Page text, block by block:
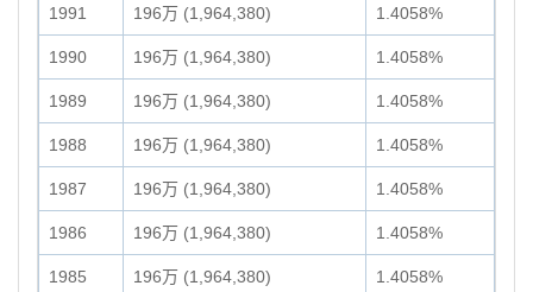
1991 196万 (1,964,380) 1.4058%
1990 196万 (1,964,380) 1.4058%
1989 196万 (1,964,380) 1.4058%
1988 196万 (1,964,380) 1.4058%
1987 196万 (1,964,380) 1.4058%
1986 196万 (1,964,380) 1.4058%
1985 196万 (1,964,380) 1.4058%